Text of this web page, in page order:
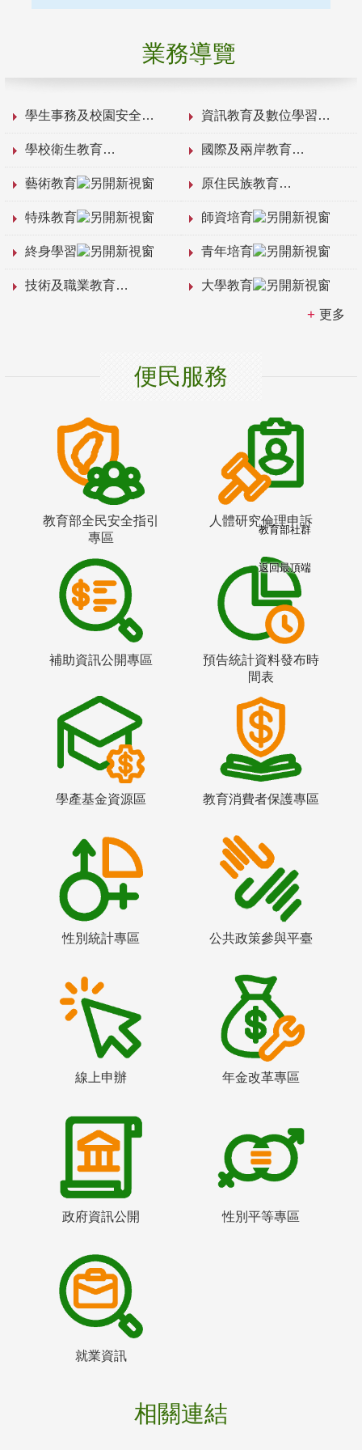
業務導覽
學生事務及校園安全 資訊教育及數位學習
學校衛生教育 國際及兩岸教育
藝術教育 原住民族教育
特殊教育 師資培育
終身學習 青年培育
技術及職業教育 大學教育
更多
便民服務
教育部全民安全指引
專區
人體研究倫理申訴
補助資訊公開專區
預告統計資料發布時
間表
學產基金資源區 教育消費者保護專區
性別統計專區 公共政策參與平臺
線上申辦 年金改革專區
政府資訊公開 性別平等專區
就業資訊
相關連結
教育部社群
返回最頂端